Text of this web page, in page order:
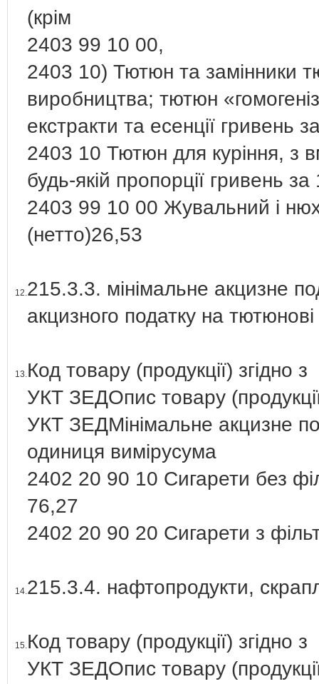
(крім
2403 99 10 00,
2403 10) Тютюн та замінники
виробництва; тютюн
екстракти та есенції гривень
2403 10 Тютюн для куріння, з
будь-якій пропорції гривень
2403 99 10 00 Жувальний і
(нетто)26,53
12.215.3.3. мінімальне акцизне
акцизного податку на
13.Код товару (продукції) згідно з
УКТ ЗЕДОпис товару
УКТ ЗЕДМінімальне акцизне
одиниця вимірусума
2402 20 90 10 Сигарети без
76,27
2402 20 90 20 Сигарети з
14.215.3.4. нафтопродукти,
15.Код товару (продукції) згідно з
УКТ ЗЕДОпис товару